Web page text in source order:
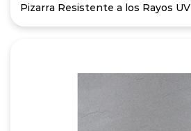
Pizarra Resistente a los Rayos UV